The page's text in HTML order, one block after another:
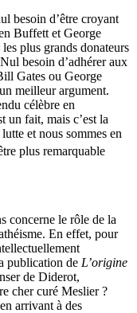
besoin d’être croyant
Buffett et George
plus grands donateurs
besoin d’adhérer aux
Gates ou George
meilleur argument.
célèbre en
un fait, mais c’est la
et nous sommes en
plus remarquable
concerne le rôle de la
En effet, pour
publication de L’origine
de Diderot,
cher curé Meslier ?
arrivant à des